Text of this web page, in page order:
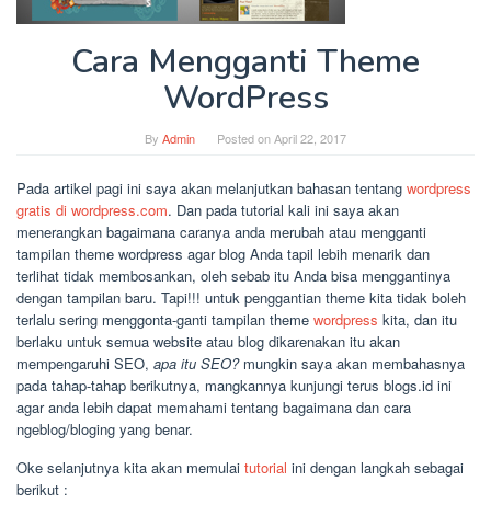
Cara Mengganti Theme
WordPress
By Admin Posted onApril 22, 2017
Pada artikel pagi ini saya akan melanjutkan bahasan tentang wordpress
gratis di wordpress.com. Dan pada tutorial kali ini saya akan
menerangkan bagaimana caranya anda merubah atau mengganti
tampilan theme wordpress agar blog Anda tapil lebih menarik dan
terlihat tidak membosankan, oleh sebab itu Anda bisa menggantinya
dengan tampilan baru. Tapi!!! untuk penggantian theme kita tidak boleh
terlalu sering menggonta-ganti tampilan theme wordpress kita, dan itu
berlaku untuk semua website atau blog dikarenakan itu akan
mempengaruhi SEO, apa itu SEO?mungkin saya akan membahasnya
pada tahap-tahap berikutnya, mangkannya kunjungi terus blogs.id ini
agar anda lebih dapat memahami tentang bagaimana dan cara
ngeblog/bloging yang benar.
Oke selanjutnya kita akan memulai tutorial ini dengan langkah sebagai
berikut :